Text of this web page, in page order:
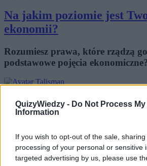
QuizyWiedzy - Do Not Process My
Information
If you wish to opt-out of the sale,
processing of your personal or sensitive
targeted advertising by us, please use
Na jakim poziomie jest
ekonomii?
Rozumiesz prawa, które rządzą
podstawowe pojęcia
56 lat temu
Popularne
Fizyka
Jak dobrze znasz fizykę?